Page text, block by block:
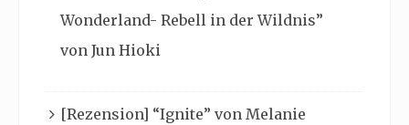
Wonderland- Rebell in der Wildnis”
von Jun Hioki
[Rezension] “Ignite” von Melanie